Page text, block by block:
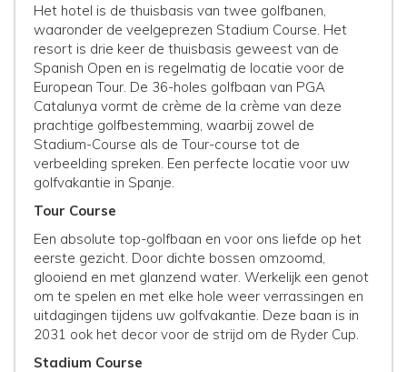
Het hotel is de thuisbasis van twee golfbanen,
waaronder de veelgeprezen Stadium Course. Het
resort is drie keer de thuisbasis geweest van de
Spanish Open en is regelmatig de locatie voor de
European Tour. De 36-holes golfbaan van PGA
Catalunya vormt de crème de la crème van deze
prachtige golfbestemming, waarbij zowel de
Stadium-Course als de Tour-course tot de
verbeelding spreken. Een perfecte locatie voor uw
golfvakantie in Spanje.
Tour Course
Een absolute top-golfbaan en voor ons liefde op het
eerste gezicht. Door dichte bossen omzoomd,
glooiend en met glanzend water. Werkelijk een genot
om te spelen en met elke hole weer verrassingen en
uitdagingen tijdens uw golfvakantie. Deze baan is in
2031 ook het decor voor de strijd om de Ryder Cup.
Stadium Course